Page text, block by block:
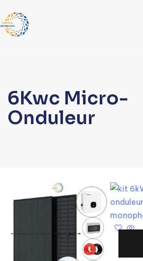
6Kwc Micro-
Onduleur